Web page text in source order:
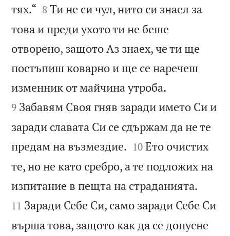
тях.“ 

8 Ти не си чул, нито си знаел за
това и преди ухото ти не беше
отворено, защото Аз знаех, че ти ще
постъпиш коварно и ще се наречеш
изменник от майчина утроба.
9 Забавям Своя гняв заради името Си и
заради славата Си се сдържам да не те
предам на възмездие. 

10 Ето очистих
те, но не като сребро, а те подложих на
изпитание в пещта на страданията.
11 Заради Себе Си, само заради Себе Си
върша това, защото как да се допусне